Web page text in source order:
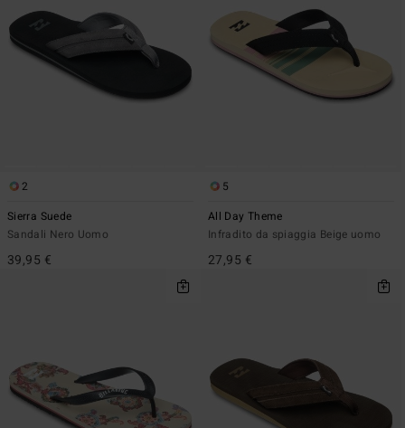
2
Sierra Suede
Sandali Nero Uomo
39,95 €
5
All Day Theme
Infradito da spiaggia Beige uomo
27,95 €